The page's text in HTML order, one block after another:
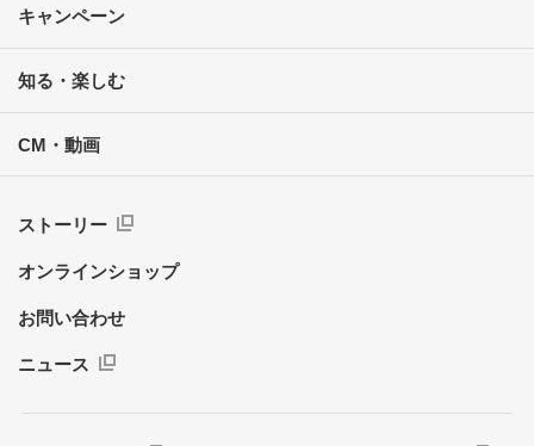
キャンペーン
知る・楽しむ
CM・動画
ストーリー
オンラインショップ
お問い合わせ
ニュース